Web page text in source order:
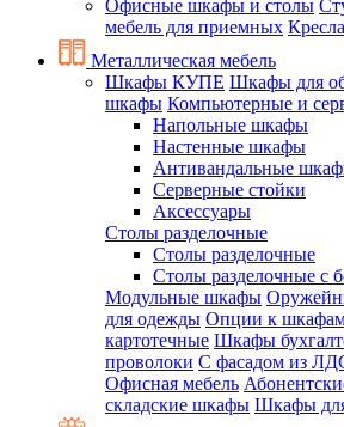
Офисные шкафы и столы
мебель для приемных
Металлическая мебель
Шкафы КУПЕ Шкафы для
шкафы Компьютерные и
Напольные шкафы
Настенные шкафы
Антивандальные
Серверные стойки
Аксессуары
Столы разделочные
Столы разделочные
Столы разделочные с
Модульные шкафы
для одежды Опции к
картотечные Шкафы
проволоки С фасадом из
Офисная мебель
складские шкафы Шкафы